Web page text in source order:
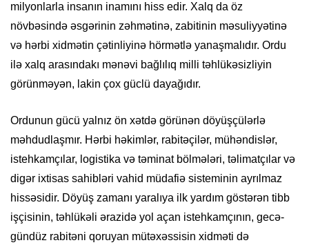
milyonlarla insanın inamını hiss edir. Xalq da öz
növbəsində əsgərinin zəhmətinə, zabitinin məsuliyyətinə
və hərbi xidmətin çətinliyinə hörmətlə yanaşmalıdır. Ordu
ilə xalq arasındakı mənəvi bağlılıq milli təhlükəsizliyin
görünməyən, lakin çox güclü dayağıdır.
Ordunun gücü yalnız ön xətdə görünən döyüşçülərlə
məhdudlaşmır. Hərbi həkimlər, rabitəçilər, mühəndislər,
istehkamçılar, logistika və təminat bölmələri, təlimatçılar və
digər ixtisas sahibləri vahid müdafiə sisteminin ayrılmaz
hissəsidir. Döyüş zamanı yaralıya ilk yardım göstərən tibb
işçisinin, təhlükəli ərazidə yol açan istehkamçının, gecə-
gündüz rabitəni qoruyan mütəxəssisin xidməti də